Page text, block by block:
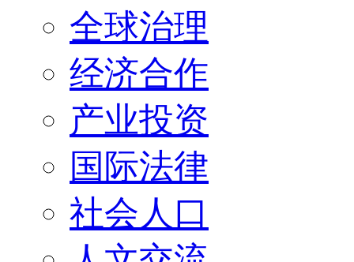
全球治理
经济合作
产业投资
国际法律
社会人口